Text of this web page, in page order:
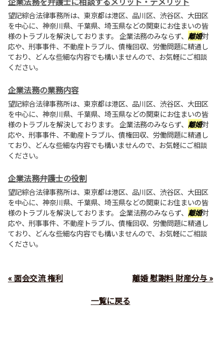
望記綜合法律事務所は、東京都は港区、品川区、渋谷区、大田区
を中心に、神奈川県、千葉県、埼玉県などの関東にお住まいの皆
様のトラブルを解決しております。 企業法務のみならず、 離婚対
応や、刑事事件、不動産トラブル、債権回収、労働問題に精通し
ており、どんな些細な内容でも構いませんので、お気軽にご相談
ください。
企業法務の業務内容
望記綜合法律事務所は、東京都は港区、品川区、渋谷区、大田区
を中心に、神奈川県、千葉県、埼玉県などの関東にお住まいの皆
様のトラブルを解決しております。 企業法務のみならず、 離婚対
応や、刑事事件、不動産トラブル、債権回収、労働問題に精通し
ており、どんな些細な内容でも構いませんので、お気軽にご相談
ください。
企業法務弁護士の役割
望記綜合法律事務所は、東京都は港区、品川区、渋谷区、大田区
を中心に、神奈川県、千葉県、埼玉県などの関東にお住まいの皆
様のトラブルを解決しております。 企業法務のみならず、 離婚対
応や、刑事事件、不動産トラブル、債権回収、労働問題に精通し
ており、どんな些細な内容でも構いませんので、お気軽にご相談
ください。
« 面会交流 権利
離婚 慰謝料 財産分与 »
一覧に戻る